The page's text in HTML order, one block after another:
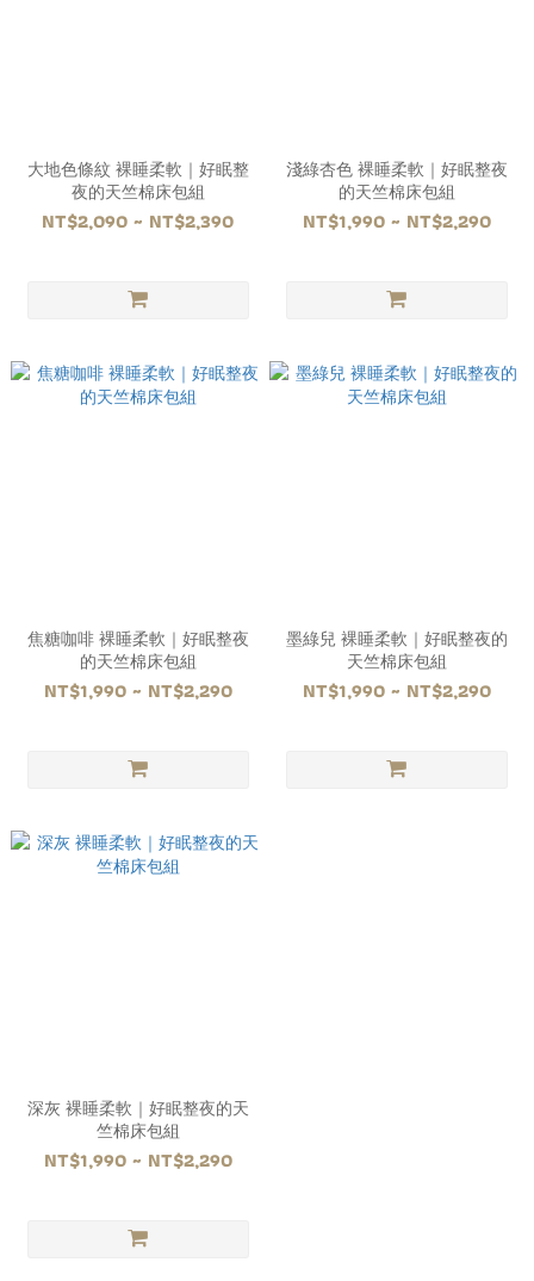
大地色條紋 裸睡柔軟｜好眠整
夜的天竺棉床包組
NT$2,090 ~ NT$2,390
淺綠杏色 裸睡柔軟｜好眠整夜
的天竺棉床包組
NT$1,990 ~ NT$2,290
焦糖咖啡 裸睡柔軟｜好眠整夜
的天竺棉床包組
NT$1,990 ~ NT$2,290
墨綠兒 裸睡柔軟｜好眠整夜的
天竺棉床包組
NT$1,990 ~ NT$2,290
深灰 裸睡柔軟｜好眠整夜的天
竺棉床包組
NT$1,990 ~ NT$2,290